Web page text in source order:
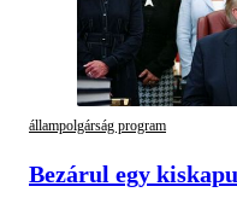
állampolgárság program
Bezárul egy